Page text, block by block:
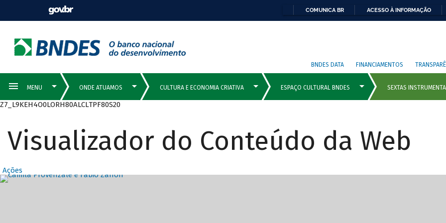
COMUNICA BR ACESSO À INFORMAÇÃO
BNDES DATA FINANCIAMENTOS
Z7_L9KEH4O0LORH80ALCLTPF80S20
Visualizador do Conteúdo da Web
Ações
Destaques Principais com